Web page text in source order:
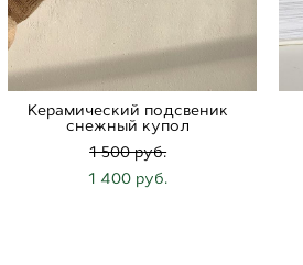
Керамический подсвеник
снежный купол
1 500 pуб.
1 400 pуб.